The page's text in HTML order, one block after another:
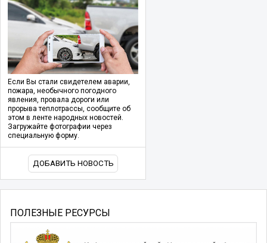
Если Вы стали свидетелем аварии,
пожара, необычного погодного
явления, провала дороги или
прорыва теплотрассы, сообщите об
этом в ленте народных новостей.
Загружайте фотографии через
специальную форму.
ДОБАВИТЬ НОВОСТЬ
ПОЛЕЗНЫЕ РЕСУРСЫ